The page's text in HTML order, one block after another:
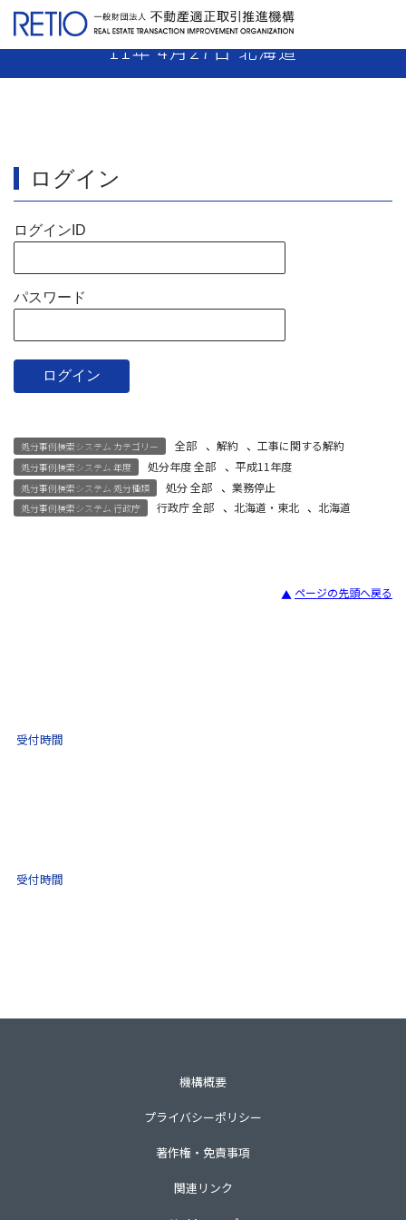
【11-58】 代理業者 業務停止5月 平成
11年 4月27日 北海道
ログイン
ログインID
パスワード
処分事例検索システム カテゴリー 全部 、 解約 、工事に関する解約
処分事例検索システム 年度 処分年度 全部 、 平成11年度
処分事例検索システム 処分種類 処分 全部 、 業務停止
処分事例検索システム 行政庁 行政庁 全部 、 北海道・東北 、北海道
ページの先頭へ戻る
受付時間
受付時間
機構概要
プライバシーポリシー
著作権・免責事項
関連リンク